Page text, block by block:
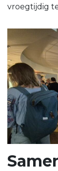
vroegtijdig